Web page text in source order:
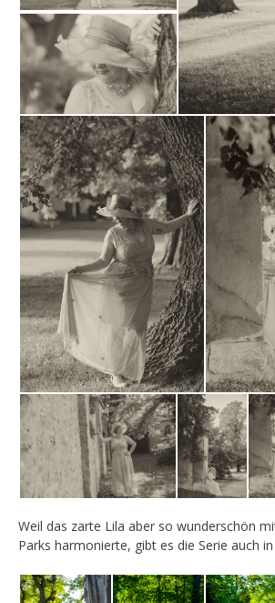
Weil das zarte Lila aber so wunderschön
Parks harmonierte, gibt es die Serie auch in